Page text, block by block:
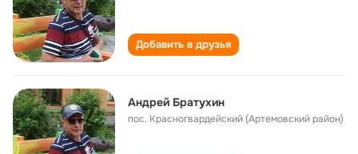
Добавить в друзья
Андрей Братухин
пос. Красногвардейский (Артемовский район)